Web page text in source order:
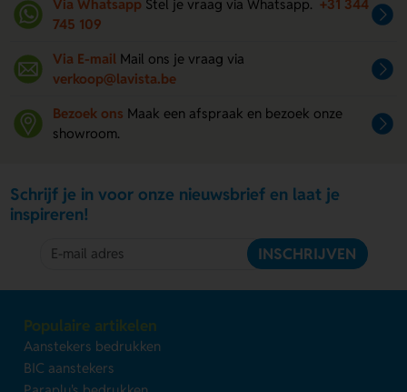
Via Whatsapp Stel je vraag via Whatsapp. +31 344
745 109
Via E-mail Mail ons je vraag via
verkoop@lavista.be
Bezoek ons Maak een afspraak en bezoek onze
showroom.
Schrijf je in voor onze nieuwsbrief en laat je
inspireren!
INSCHRIJVEN
Populaire artikelen
Aanstekers bedrukken
BIC aanstekers